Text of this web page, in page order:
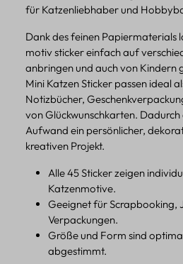
für Katzenliebhaber und
Dank des feinen Papiermaterials
motiv sticker einfach auf
anbringen und auch von Kindern
Mini Katzen Sticker passen ideal
Notizbücher,
von Glückwunschkarten.
Aufwand ein persönlicher,
kreativen Projekt.
Alle 45 Sticker zeigen
Katzenmotive.
Geeignet für Scrapbooking,
Verpackungen.
Größe und Form sind
abgestimmt.